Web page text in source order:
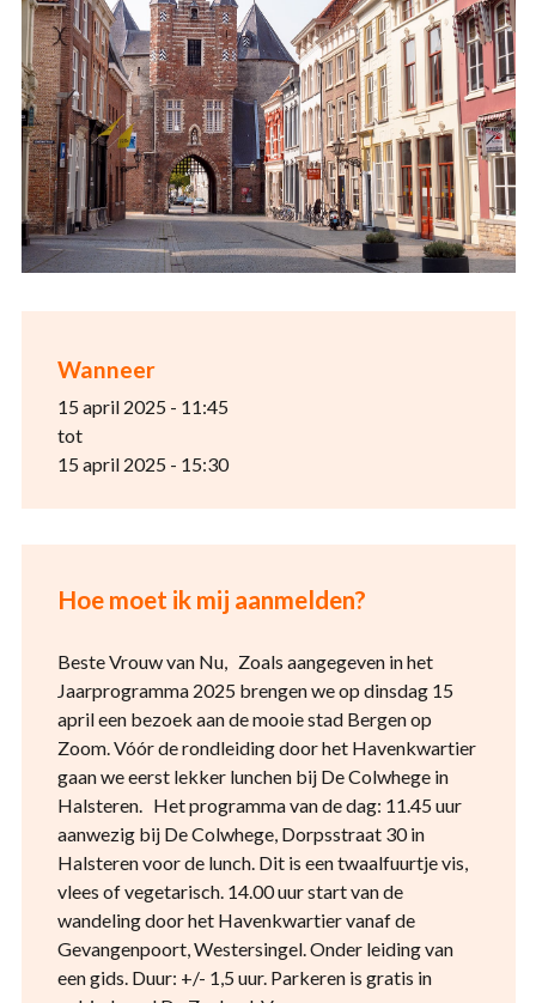
Wanneer
15 april 2025 - 11:45
tot
15 april 2025 - 15:30
Hoe moet ik mij aanmelden?
Beste Vrouw van Nu, Zoals aangegeven in het
Jaarprogramma 2025 brengen we op dinsdag 15
april een bezoek aan de mooie stad Bergen op
Zoom. Vóór de rondleiding door het Havenkwartier
gaan we eerst lekker lunchen bij De Colwhege in
Halsteren. Het programma van de dag: 11.45 uur
aanwezig bij De Colwhege, Dorpsstraat 30 in
Halsteren voor de lunch. Dit is een twaalfuurtje vis,
vlees of vegetarisch. 14.00 uur start van de
wandeling door het Havenkwartier vanaf de
Gevangenpoort, Westersingel. Onder leiding van
een gids. Duur: +/- 1,5 uur. Parkeren is gratis in